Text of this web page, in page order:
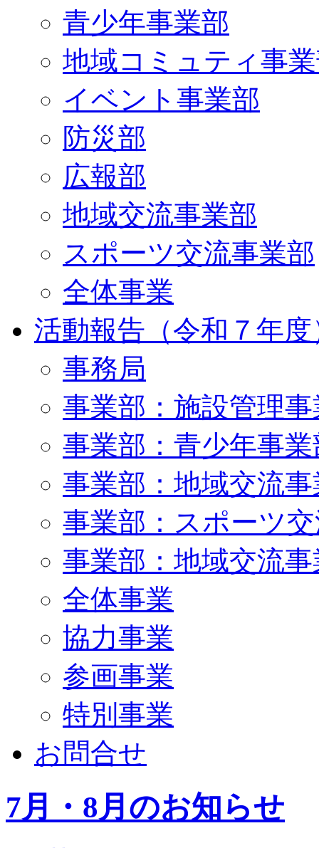
青少年事業部
地域コミュティ事
イベント事業部
防災部
広報部
地域交流事業部
スポーツ交流事業部
全体事業
活動報告（令和７年度
事務局
事業部：施設管理
事業部：青少年事業
事業部：地域交流
事業部：スポーツ
事業部：地域交流
全体事業
協力事業
参画事業
特別事業
お問合せ
7月・8月のお知らせ